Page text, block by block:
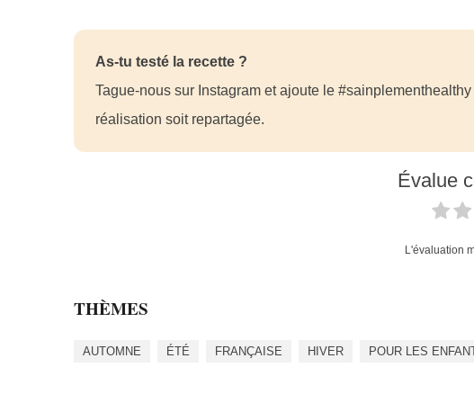
As-tu testé la recette ?
Tague-nous sur Instagram et ajoute le
réalisation soit repartagée.
Évalue
L'évaluation
THÈMES
AUTOMNE ÉTÉ FRANÇAISE HIVER POUR LES